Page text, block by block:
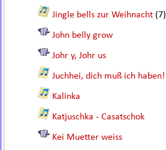
Jingle bells zur Weihnacht (7)
John belly grow
Johr y, Johr us
Juchhei, dich muß ich haben!
Kalinka
Katjuschka - Casatschok
Kei Muetter weiss